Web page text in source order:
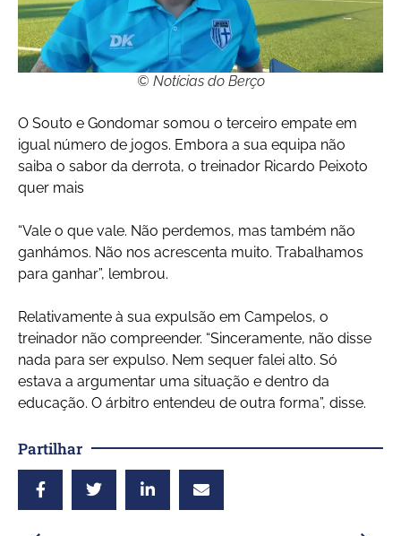
© Notícias do Berço
O Souto e Gondomar somou o terceiro empate em
igual número de jogos. Embora a sua equipa não
saiba o sabor da derrota, o treinador Ricardo Peixoto
quer mais
“Vale o que vale. Não perdemos, mas também não
ganhámos. Não nos acrescenta muito. Trabalhamos
para ganhar”, lembrou.
Relativamente à sua expulsão em Campelos, o
treinador não compreender. “Sinceramente, não disse
nada para ser expulso. Nem sequer falei alto. Só
estava a argumentar uma situação e dentro da
educação. O árbitro entendeu de outra forma”, disse.
Partilhar